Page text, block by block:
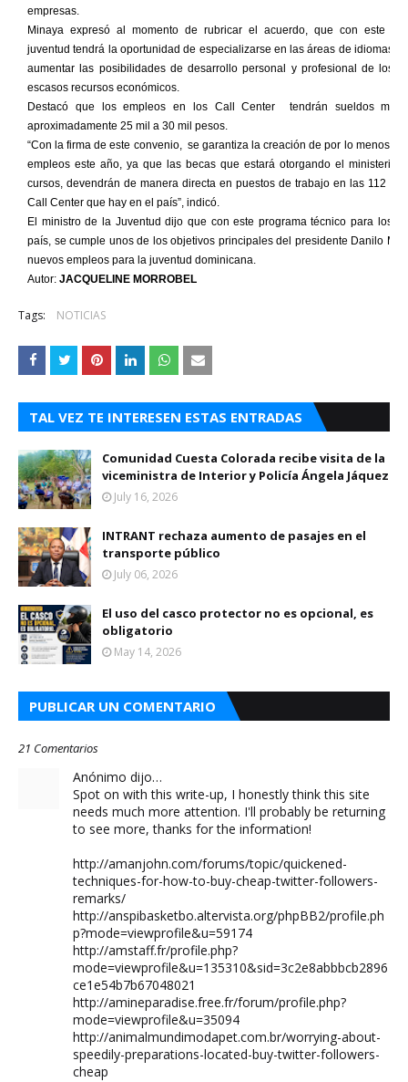
empresas.
Minaya expresó al momento de rubricar el acuerdo, que con este
juventud tendrá la oportunidad de especializarse en las áreas de idiomas y
aumentar las posibilidades de desarrollo personal y profesional de los
escasos recursos económicos.
Destacó que los empleos en los Call Center tendrán sueldos
aproximadamente 25 mil a 30 mil pesos.
“Con la firma de este convenio, se garantiza la creación de por lo menos 6
empleos este año, ya que las becas que estará otorgando el ministerio
cursos, devendrán de manera directa en puestos de trabajo en las 112
Call Center que hay en el país”, indicó.
El ministro de la Juventud dijo que con este programa técnico para los
país, se cumple unos de los objetivos principales del presidente Danilo
nuevos empleos para la juventud dominicana.
Autor: JACQUELINE MORROBEL
Tags: NOTICIAS
TAL VEZ TE INTERESEN ESTAS ENTRADAS
Comunidad Cuesta Colorada recibe visita de la
viceministra de Interior y Policía Ángela Jáquez
July 16, 2026
INTRANT rechaza aumento de pasajes en el
transporte público
July 06, 2026
El uso del casco protector no es opcional, es
obligatorio
May 14, 2026
PUBLICAR UN COMENTARIO
21 Comentarios
Anónimo dijo…
Spot on with this write-up, I honestly think this site
needs much more attention. I'll probably be returning
to see more, thanks for the information!
http://amanjohn.com/forums/topic/quickened-
techniques-for-how-to-buy-cheap-twitter-followers-
remarks/
http://anspibasketbo.altervista.org/phpBB2/profile.ph
p?mode=viewprofile&u=59174
http://amstaff.fr/profile.php?
mode=viewprofile&u=135310&sid=3c2e8abbbcb2896
ce1e54b7b67048021
http://amineparadise.free.fr/forum/profile.php?
mode=viewprofile&u=35094
http://animalmundimodapet.com.br/worrying-about-
speedily-preparations-located-buy-twitter-followers-
cheap